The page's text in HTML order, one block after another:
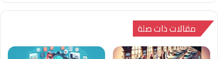
الويوك
تشا
مقالات ذات صلة